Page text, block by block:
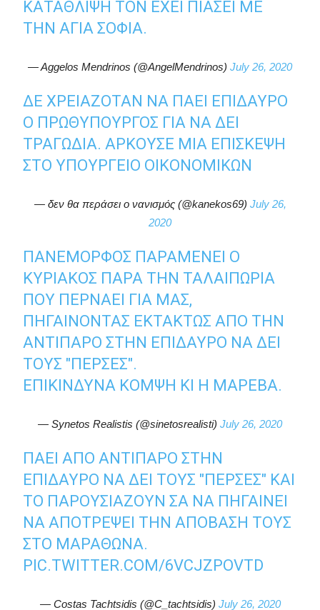
ΚΑΤΆΘΛΙΨΗ ΤΟΝ ΈΧΕΙ ΠΙΆΣΕΙ ΜΕ
ΤΗΝ ΑΓΙΆ ΣΟΦΙΆ.
— Aggelos Mendrinos (@AngelMendrinos) July 26, 2020
ΔΕ ΧΡΕΙΑΖΌΤΑΝ ΝΑ ΠΆΕΙ ΕΠΊΔΑΥΡΟ
Ο ΠΡΩΘΥΠΟΥΡΓΌΣ ΓΙΑ ΝΑ ΔΕΙ
ΤΡΑΓΩΔΊΑ. ΑΡΚΟΎΣΕ ΜΙΑ ΕΠΊΣΚΕΨΗ
ΣΤΟ ΥΠΟΥΡΓΕΊΟ ΟΙΚΟΝΟΜΙΚΏΝ
— δεν θα περάσει ο νανισμός (@kanekos69) July 26,
2020
ΠΑΝΈΜΟΡΦΟΣ ΠΑΡΑΜΈΝΕΙ Ο
ΚΥΡΙΆΚΟΣ ΠΑΡΆ ΤΗΝ ΤΑΛΑΙΠΩΡΊΑ
ΠΟΥ ΠΕΡΝΆΕΙ ΓΙΑ ΜΑΣ,
ΠΗΓΑΊΝΟΝΤΑΣ ΕΚΤΆΚΤΩΣ ΑΠΌ ΤΗΝ
ΑΝΤΊΠΑΡΟ ΣΤΗΝ ΕΠΊΔΑΥΡΟ ΝΑ ΔΕΙ
ΤΟΥΣ "ΠΈΡΣΕΣ".
ΕΠΙΚΊΝΔΥΝΑ ΚΟΜΨΉ ΚΙ Η ΜΑΡΈΒΑ.
— Synetos Realistis (@sinetosrealisti) July 26, 2020
ΠΆΕΙ ΑΠΌ ΑΝΤΊΠΑΡΟ ΣΤΗΝ
ΕΠΊΔΑΥΡΟ ΝΑ ΔΕΙ ΤΟΥΣ "ΠΈΡΣΕΣ" ΚΑΙ
ΤΟ ΠΑΡΟΥΣΙΑΖΟΥΝ ΣΑ ΝΑ ΠΗΓΑΊΝΕΙ
ΝΑ ΑΠΟΤΡΈΨΕΙ ΤΗΝ ΑΠΟΒΑΣΗ ΤΟΥΣ
ΣΤΟ ΜΑΡΑΘΏΝΑ.
PIC.TWITTER.COM/6VCJZPOVTD
— Costas Tachtsidis (@C_tachtsidis) July 26, 2020